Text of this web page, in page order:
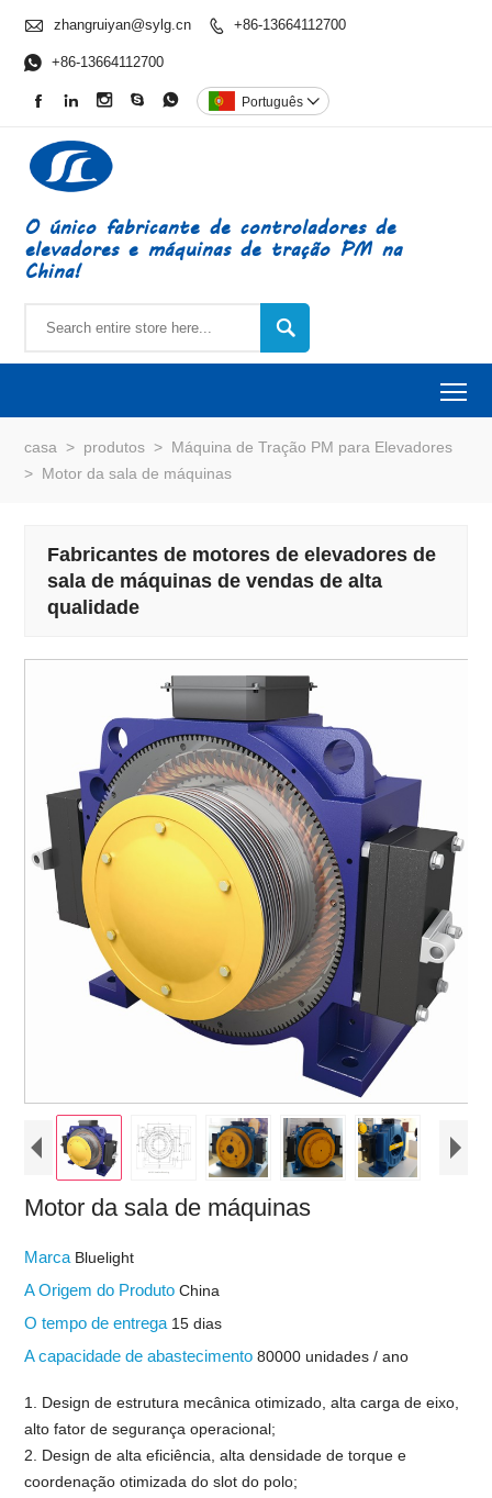
 zhangruiyan@sylg.cn  +86-13664112700
 +86-13664112700
     Português 
O único fabricante de controladores de
elevadores e máquinas de tração PM na
China!

casa > produtos > Máquina de Tração PM para Elevadores
> Motor da sala de máquinas
Fabricantes de motores de elevadores de
sala de máquinas de vendas de alta
qualidade
Motor da sala de máquinas
Marca Bluelight
A Origem do ProdutoChina
O tempo de entrega 15 dias
A capacidade de abastecimento80000 unidades / ano
1. Design de estrutura mecânica otimizado, alta carga de eixo,
alto fator de segurança operacional;
2. Design de alta eficiência, alta densidade de torque e
coordenação otimizada do slot do polo;